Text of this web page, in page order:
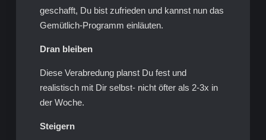
geschafft, Du bist zufrieden und kannst nun das
Gemütlich-Programm einläuten.
Dran bleiben
Diese Verabredung planst Du fest und
realistisch mit Dir selbst- nicht öfter als 2-3x in
der Woche.
Steigern